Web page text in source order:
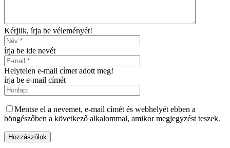
Kérjük, írja be véleményét!
írja be ide nevét
Helytelen e-mail címet adott meg!
írja be e-mail címét
Mentse el a nevemet, e-mail címét és webhelyét ebben a
böngészőben a következő alkalommal, amikor megjegyzést teszek.